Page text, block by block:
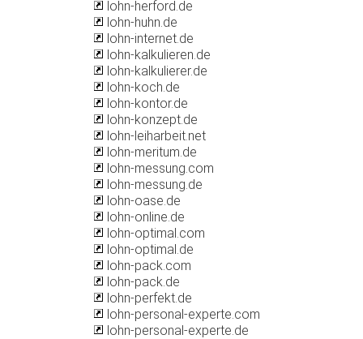
lohn-herford.de
lohn-huhn.de
lohn-internet.de
lohn-kalkulieren.de
lohn-kalkulierer.de
lohn-koch.de
lohn-kontor.de
lohn-konzept.de
lohn-leiharbeit.net
lohn-meritum.de
lohn-messung.com
lohn-messung.de
lohn-oase.de
lohn-online.de
lohn-optimal.com
lohn-optimal.de
lohn-pack.com
lohn-pack.de
lohn-perfekt.de
lohn-personal-experte.com
lohn-personal-experte.de